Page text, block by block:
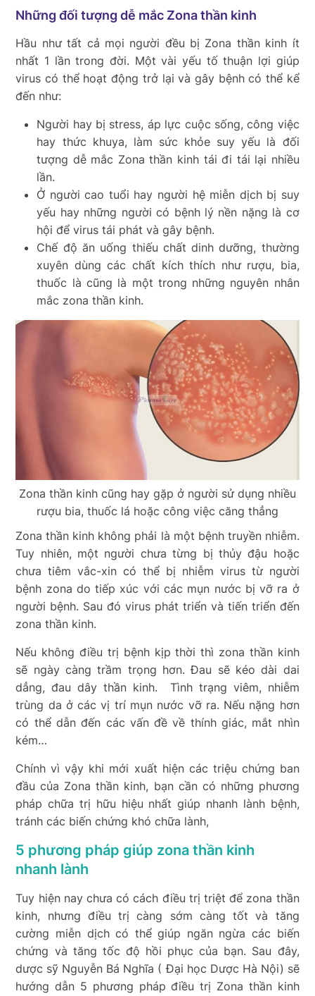
Những đối tượng dễ mắc Zona thần kinh
Hầu như tất cả mọi người đều bị Zona thần kinh ít
nhất 1 lần trong đời. Một vài yếu tố thuận lợi giúp
virus có thể hoạt động trở lại và gây bệnh có thể kể
đến như:
Người hay bị stress, áp lực cuộc sống, công việc
hay thức khuya, làm sức khỏe suy yếu là đối
tượng dễ mắc Zona thần kinh tái đi tái lại nhiều
lần.
Ở người cao tuổi hay người hệ miễn dịch bị suy
yếu hay những người có bệnh lý nền nặng là cơ
hội để virus tái phát và gây bệnh.
Chế độ ăn uống thiếu chất dinh dưỡng, thường
xuyên dùng các chất kích thích như rượu, bia,
thuốc là cũng là một trong những nguyên nhân
mắc zona thần kinh.
Zona thần kinh cũng hay gặp ở người sử dụng nhiều
rượu bia, thuốc lá hoặc công việc căng thẳng
Zona thần kinh không phải là một bệnh truyền nhiễm.
Tuy nhiên, một người chưa từng bị thủy đậu hoặc
chưa tiêm vắc-xin có thể bị nhiễm virus từ người
bệnh zona do tiếp xúc với các mụn nước bị vỡ ra ở
người bệnh. Sau đó virus phát triển và tiến triển đến
zona thần kinh.
Nếu không điều trị bệnh kịp thời thì zona thần kinh
sẽ ngày càng trầm trọng hơn. Đau sẽ kéo dài dai
dẳng, đau dây thần kinh. Tình trạng viêm, nhiễm
trùng da ở các vị trí mụn nước vỡ ra. Nếu nặng hơn
có thể dẫn đến các vấn đề về thính giác, mắt nhìn
kém…
Chính vì vậy khi mới xuất hiện các triệu chứng ban
đầu của Zona thần kinh, bạn cần có những phương
pháp chữa trị hữu hiệu nhất giúp nhanh lành bệnh,
tránh các biến chứng khó chữa lành,
5 phương pháp giúp zona thần kinh
nhanh lành
Tuy hiện nay chưa có cách điều trị triệt để zona thần
kinh, nhưng điều trị càng sớm càng tốt và tăng
cường miễn dịch có thể giúp ngăn ngừa các biến
chứng và tăng tốc độ hồi phục của bạn. Sau đây,
dược sỹ Nguyễn Bá Nghĩa ( Đại học Dược Hà Nội) sẽ
hướng dẫn 5 phương pháp điều trị Zona thần kinh